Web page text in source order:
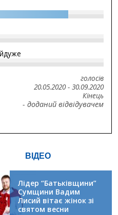
голосів
20.05.2020- 30.09.2020
Кінець
- доданий відвідувачем
ВІДЕО
Лідер “Батьківщини”
Сумщини Вадим
Лисий вітає жінок зі
святом весни